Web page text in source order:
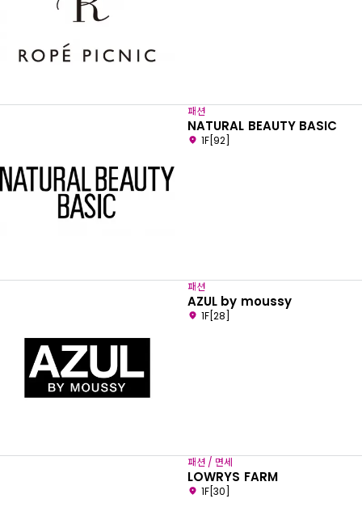
패션
NATURAL BEAUTY BASIC
1F[92]
패션
AZUL by moussy
1F[28]
패션 / 면세
LOWRYS FARM
1F[30]